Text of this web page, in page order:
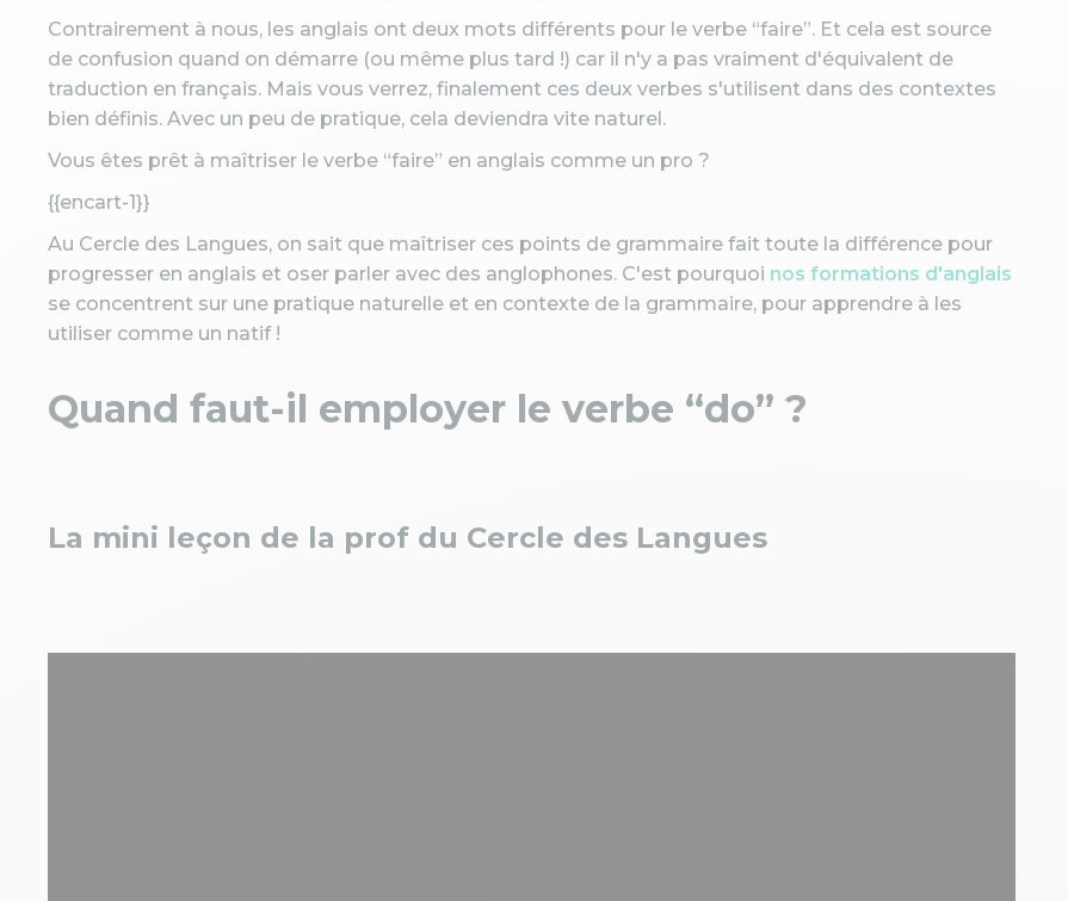
Contrairement à nous, les anglais ont deux mots différents pour le verbe “faire”. Et cela est source
de confusion quand on démarre (ou même plus tard !) car il n'y a pas vraiment d'équivalent de
traduction en français. Mais vous verrez, finalement ces deux verbes s'utilisent dans des contextes
bien définis. Avec un peu de pratique, cela deviendra vite naturel.
Vous êtes prêt à maîtriser le verbe “faire” en anglais comme un pro ?
{{encart-1}}
Au Cercle des Langues, on sait que maîtriser ces points de grammaire fait toute la différence pour
progresser en anglais et oser parler avec des anglophones. C'est pourquoi nos formations d'anglais
se concentrent sur une pratique naturelle et en contexte de la grammaire, pour apprendre à les
utiliser comme un natif !
Quand faut-il employer le verbe “do” ?
La mini leçon de la prof du Cercle des Langues